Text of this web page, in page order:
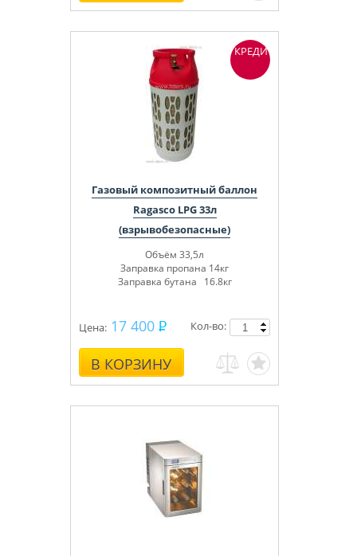
Газовый композитный баллон
Ragasco LPG 33л
(взрывобезопасные)
Объём 33,5л
Заправка пропана 14кг
Заправка бутана 16.8кг
Цена: 17 400
В КОРЗИНУ
Кол-во:
КРЕДИТ